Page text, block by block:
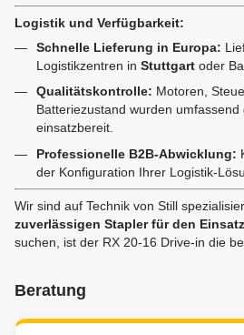
Logistik und Verfügbarkeit:
Schnelle Lieferung in Europa:
Logistikzentren in Stuttgart oder
Qualitätskontrolle: Motoren,
Batteriezustand wurden
einsatzbereit.
Professionelle B2B-Abwicklung:
der Konfiguration Ihrer Logistik-
Wir sind auf Technik von Still
zuverlässigen Stapler für den
suchen, ist der RX 20-16 Drive-in die
Beratung